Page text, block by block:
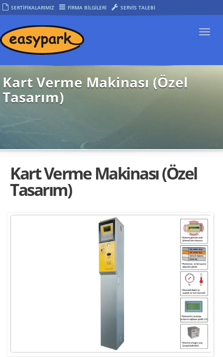
SERTİFİKALARIMIZ FİRMA BİLGİLERİ SERVİS TALEBİ
Kart Verme Makinası (Özel
Tasarım)
Kart Verme Makinası (Özel
Tasarım)